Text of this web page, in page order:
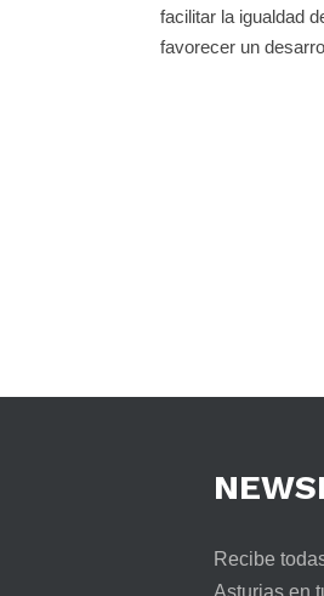
facilitar la igualdad
favorecer un
Recibe